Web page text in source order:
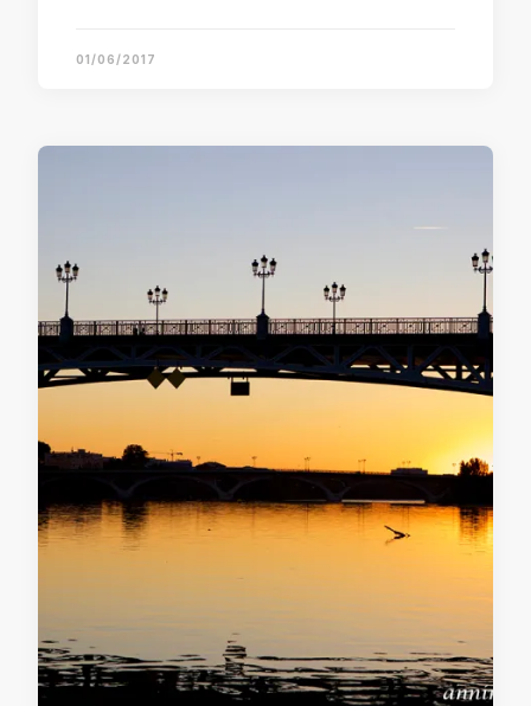
01/06/2017